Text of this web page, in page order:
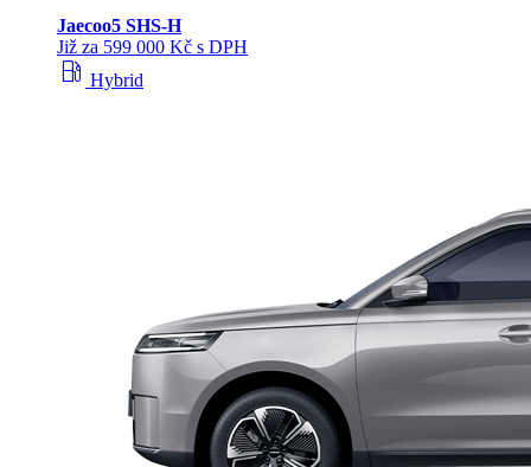
Jaecoo5 SHS-H
Již za 599 000 Kč s DPH
local_gas_station Hybrid